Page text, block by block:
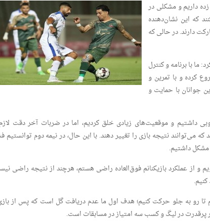
داریم و مشکلی در
که این نشان‌دهنده
دارند. در حالی که
ما با برنامه و کنترل
از پنج تا ۱۰ دقیقه شروع کرده و با تمرین و
جوانان با حمایت و
داشتیم و موقعیت‌های زیادی خلق کردیم، اما در ضربات آخر دقت
می‌توانند نتیجه بازی را تغییر دهند. با این حال، در نیمه دوم توانستیم
مشکل داشتیم.
از عملکرد بازیکنانم فوق‌العاده راضی هستم، هرچند از نتیجه راضی
رو به جلو حرکت کنیم؛ هدف اول ما عدم دریافت گل است که پس از
پرقدرت در لیگ و کسب سه امتیاز در مسابقات است.